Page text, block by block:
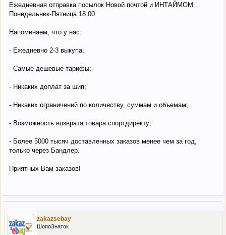
Ежедневная отправка посылок Новой почтой и ИНТАЙМОМ.
Понедельник-Пятница 18.00
Напоминаем, что у нас:
- Ежедневно 2-3 выкупа;
- Самые дешевые тарифы;
- Никаких доплат за шип;
- Никаких ограничений по количеству, суммам и объемам;
- Возможность возврата товара спортдиректу;
- Более 5000 тысяч доставленных заказов менее чем за год,
только через Бандлер.
Приятных Вам заказов!
zakazsebay
ШопоЗнаток